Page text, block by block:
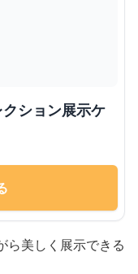
ション展示ケ
ら美しく展示できる